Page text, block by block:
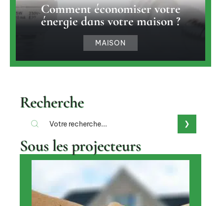
Comment économiser votre
énergie dans votre maison ?
MAISON
Recherche
Sous les projecteurs